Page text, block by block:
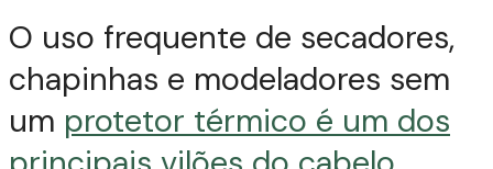
O uso frequente de secadores,
chapinhas e modeladores sem
um protetor térmico é um dos